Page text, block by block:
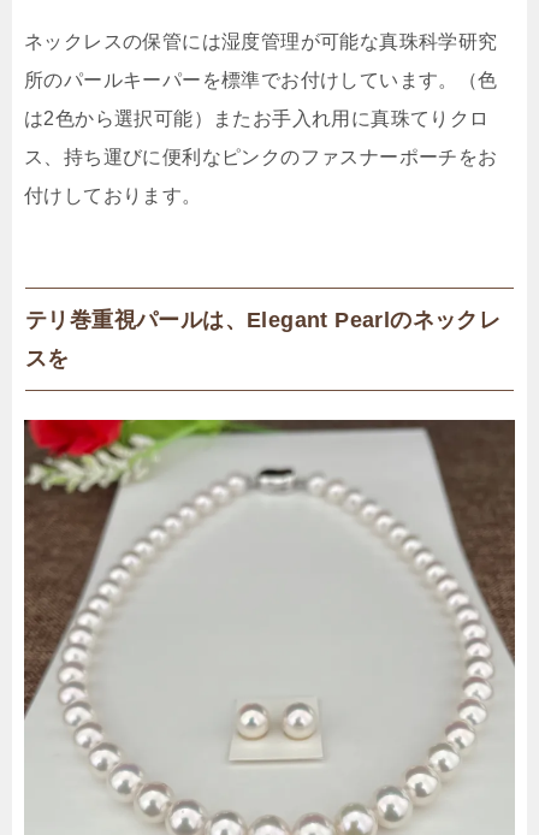
ネックレスの保管には湿度管理が可能な真珠科学研究
所のパールキーパーを標準でお付けしています。（色
は2色から選択可能）またお手入れ用に真珠てりクロ
ス、持ち運びに便利なピンクのファスナーポーチをお
付けしております。
テリ巻重視パールは、Elegant Pearlのネックレ
スを